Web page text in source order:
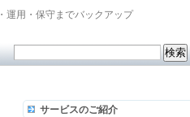
運用・保守までバックアップ
サービスのご紹介